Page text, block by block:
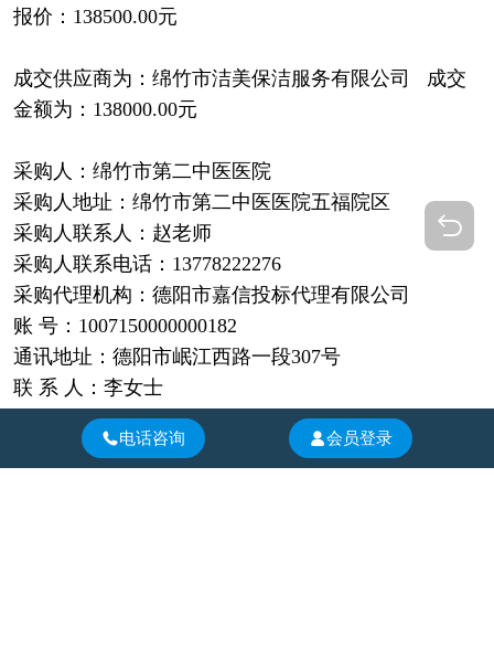
报价：138500.00元
成交供应商为：绵竹市洁美保洁服务有限公司 成交
金额为：138000.00元
采购人： 绵竹市第二中医医院
采购人地址：绵竹市第二中医医院五福院区
采购人联系人：赵老师
采购人联系电话：13778222276
采购代理机构：德阳市嘉信投标代理有限公司
账 号：1007150000000182
通讯地址：德阳市岷江西路一段307号
联 系 人：李女士
联系电话：0838-2227217
电子邮件：3130715249@qq.com
电话咨询 会员登录